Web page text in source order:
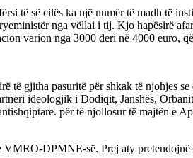
të së cilës ka një numër të madh të
nga vëllai i tij. Kjo hapësirë
varion nga 3000 deri në 4000 euro,
gjitha pasuritë për shkak të njohjes
ideologjik i Dodiqit, Janshës,
për të njollosur të majtën e
DPMNE-së. Prej aty